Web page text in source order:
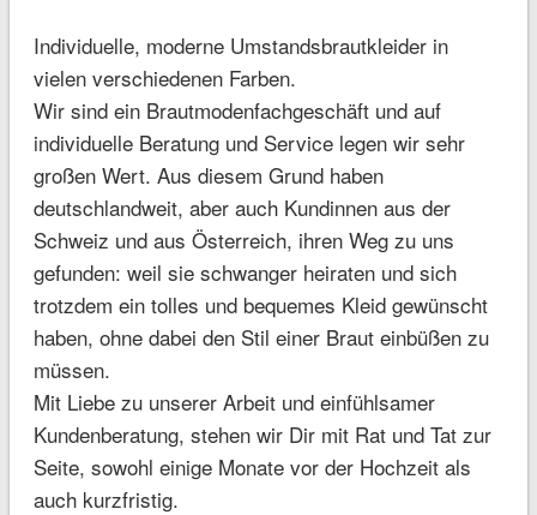
Individuelle, moderne Umstandsbrautkleider in
vielen verschiedenen Farben.
Wir sind ein Brautmodenfachgeschäft und auf
individuelle Beratung und Service legen wir sehr
großen Wert. Aus diesem Grund haben
deutschlandweit, aber auch Kundinnen aus der
Schweiz und aus Österreich, ihren Weg zu uns
gefunden: weil sie schwanger heiraten und sich
trotzdem ein tolles und bequemes Kleid gewünscht
haben, ohne dabei den Stil einer Braut einbüßen zu
müssen.
Mit Liebe zu unserer Arbeit und einfühlsamer
Kundenberatung, stehen wir Dir mit Rat und Tat zur
Seite, sowohl einige Monate vor der Hochzeit als
auch kurzfristig.